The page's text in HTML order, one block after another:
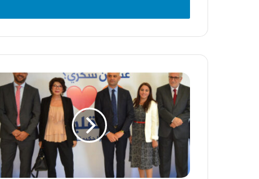
حملة
توعية
وطنية
حول
عوامل
خطر
الأمراض
القلبية
والوعائية